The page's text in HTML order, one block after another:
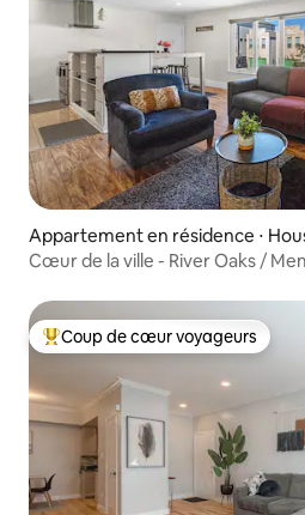
Appartement en résidence ⋅
Cœur de la ville - River Oaks /
Coups de cœur voyageurs les
Coup de cœur voyageurs